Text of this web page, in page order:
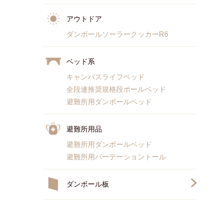
アウトドア
ダンボールソーラークッカーR6
ベッド系
キャンパスライフベッド
全段連推奨規格段ボールベッド
避難所用ダンボールベッド
避難所用品
避難所用ダンボールベッド
避難所用パーテーショントール
ダンボール板